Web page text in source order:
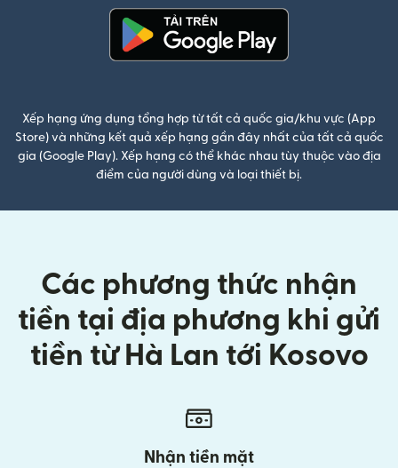
Xếp hạng ứng dụng tổng hợp từ tất cả quốc gia/khu vực (App
Store) và những kết quả xếp hạng gần đây nhất của tất cả quốc
gia (Google Play). Xếp hạng có thể khác nhau tùy thuộc vào địa
điểm của người dùng và loại thiết bị.
Các phương thức nhận
tiền tại địa phương khi gửi
tiền từ Hà Lan tới Kosovo
Nhận tiền mặt